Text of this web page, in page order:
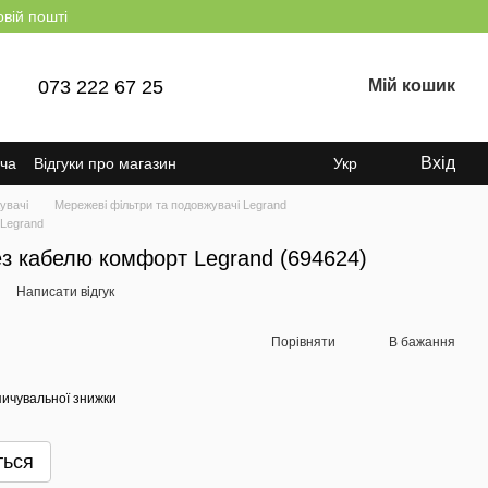
пошті
073 222 67 25 Мій кошик
Відгуки про магазин Укр Вхід
Мережеві фільтри та подовжувачі Legrand
кабелю комфорт Legrand (694624)
Написати відгук
Порівняти В бажання
знижки